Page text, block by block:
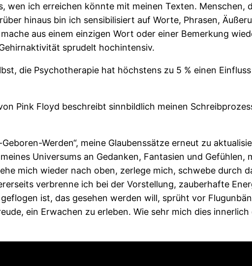
wen ich erreichen könnte mit meinen Texten. Menschen,
hinaus bin ich sensibilisiert auf Worte, Phrasen,
aus einem einzigen Wort oder einer Bemerkung
sprudelt hochintensiv.
die Psychotherapie hat höchstens zu 5 % einen
Pink Floyd beschreibt sinnbildlich meinen
Werden“, meine Glaubenssätze erneut zu
Universums an Gedanken, Fantasien und
mich wieder nach oben, zerlege mich, schwebe durch
verbrenne ich bei der Vorstellung, zauberhafte
ist, das gesehen werden will, sprüht vor
ein Erwachen zu erleben. Wie sehr mich dies